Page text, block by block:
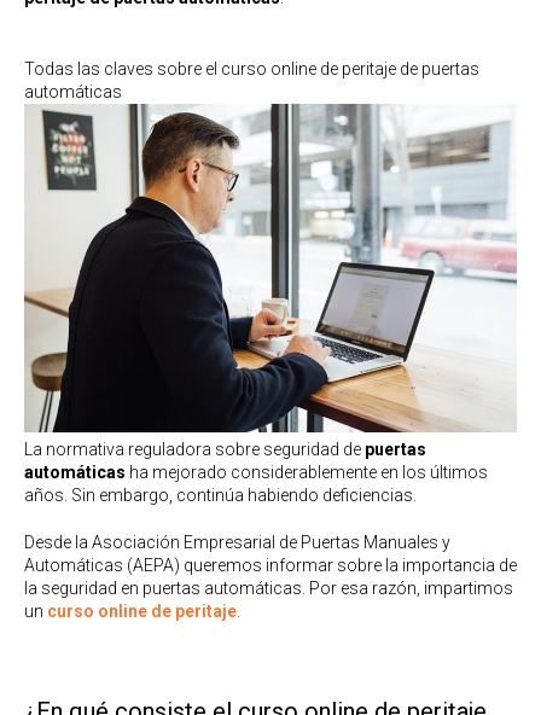
Todas las claves sobre el curso online de peritaje de puertas
automáticas
La normativa reguladora sobre seguridad de puertas
automáticas ha mejorado considerablemente en los últimos
años. Sin embargo, continúa habiendo deficiencias.
Desde la Asociación Empresarial de Puertas Manuales y
Automáticas (AEPA) queremos informar sobre la importancia de
la seguridad en puertas automáticas. Por esa razón, impartimos
un curso online de peritaje